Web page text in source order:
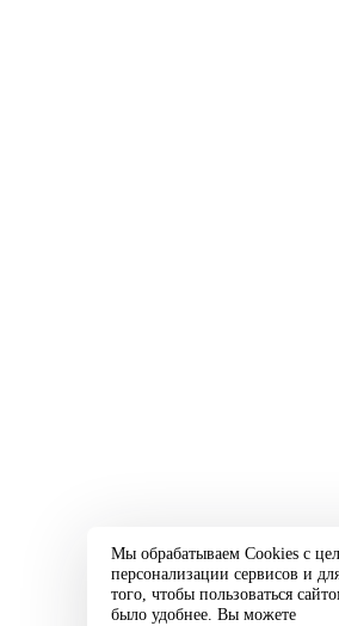
Мы обрабатываем Cookies с
персонализации сервисов и
того, чтобы пользоваться
было удобнее. Вы можете